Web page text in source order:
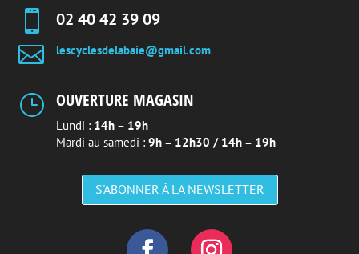
 02 40 42 39 09
 lescyclesdelabaie@gmail.com
} OUVERTURE MAGASIN
Lundi : 14h – 19h
Mardi au samedi : 9h – 12h30 / 14h – 19h
S'ABONNER À LA NEWSLETTER